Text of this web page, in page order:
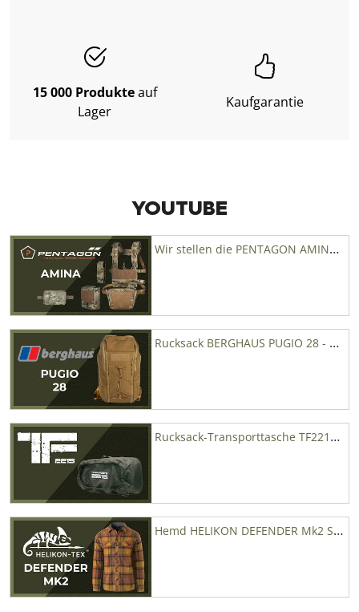
15 000 Produkteauf
Lager
Kaufgarantie
YOUTUBE
Wir stellen die PENTAGON AMINA Produktlinie vor – Military Range
Rucksack BERGHAUS PUGIO 28 - Military Range
Rucksack-Transporttasche TF2215 - Military Range
Hemd HELIKON DEFENDER Mk2 Sorona® - Military Range